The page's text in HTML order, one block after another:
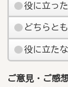
役に立った
どちらと
役に立た
ご意見・ご感